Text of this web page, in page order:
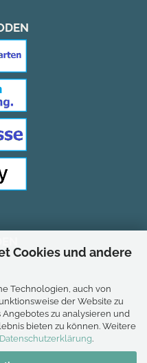
Cookies und andere
Technologien, auch von
der Website zu
zu analysieren und
bieten zu können. Weitere
Datenschutzerklärung.